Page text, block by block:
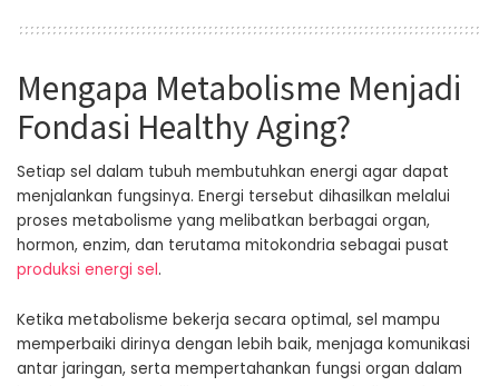
Mengapa Metabolisme Menjadi
Fondasi Healthy Aging?
Setiap sel dalam tubuh membutuhkan energi agar dapat
menjalankan fungsinya. Energi tersebut dihasilkan melalui
proses metabolisme yang melibatkan berbagai organ,
hormon, enzim, dan terutama mitokondria sebagai pusat
produksi energi sel.
Ketika metabolisme bekerja secara optimal, sel mampu
memperbaiki dirinya dengan lebih baik, menjaga komunikasi
antar jaringan, serta mempertahankan fungsi organ dalam